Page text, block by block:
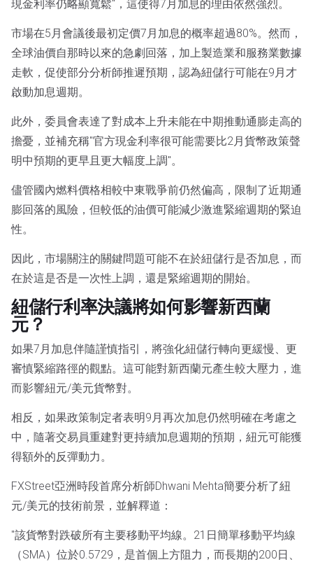
現金利率仍略顯寬鬆"，這使得7月加息的理由依然強烈。
市場在5月會議後最初定價7月加息的概率超過80%。然而，
全球油價自那時以來的急劇回落，加上製造業和服務業數據
走軟，促使部分分析師推遲預期，認為紐儲行可能在9月才
啟動加息週期。
此外，委員會表達了對成本上升未能在中期推動通膨走高的
擔憂，並補充稱"官方現金利率很可能需要比2月貨幣政策聲
明中預期的更早且更大幅度上調"。
儘管國內燃料價格相較中東戰爭前仍然偏高，限制了近期通
膨回落的風險，但較低的油價可能減少激進緊縮週期的緊迫
性。
因此，市場關注的關鍵問題可能不在於紐儲行是否加息，而
在於這是否是一次性上調，還是緊縮週期的開始。
紐儲行利率決議將如何影響新西蘭
元？
如果7月加息伴隨謹慎指引，將強化紐儲行轉向更緩慢、更
審慎緊縮路徑的觀點。這可能對新西蘭元產生較大壓力，進
而影響紐元/美元貨幣對。
相反，如果政策制定者表明9月再次加息仍然明確在考慮之
中，隨著交易員重建對更持續加息週期的預期，紐元可能獲
得額外的反彈動力。
FXStreet亞洲時段首席分析師Dhwani Mehta簡要分析了紐
元/美元的技術前景，並解釋道：
"該貨幣對跌破所有主要移動平均線。21日簡單移動平均線
（SMA）位於0.5729，是首個上方阻力，而長期的200日、